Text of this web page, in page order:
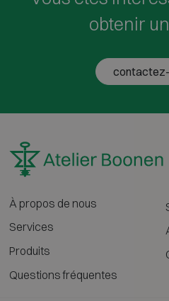
obtenir
À propos de nous
Services
Produits
Questions fréquentes